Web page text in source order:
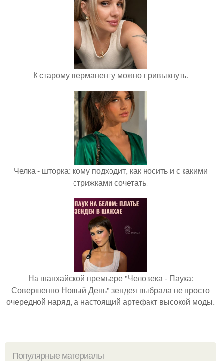
К старому перманенту можно привыкнуть.
Челка - шторка: кому подходит, как носить и с какими
стрижками сочетать.
На шанхайской премьере "Человека - Паука:
Совершенно Новый День" зендея выбрала не просто
очередной наряд, а настоящий артефакт высокой моды.
Популярные материалы